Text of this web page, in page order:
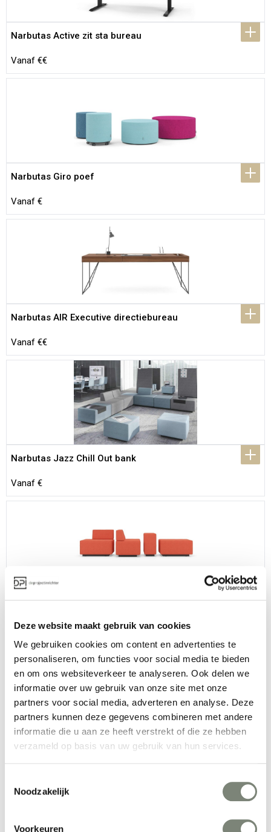
Deze website maakt gebruik van cookies
We gebruiken cookies om content en advertenties te
personaliseren, om functies voor social media te bieden
en om ons websiteverkeer te analyseren. Ook delen we
informatie over uw gebruik van onze site met onze
partners voor social media, adverteren en analyse. Deze
partners kunnen deze gegevens combineren met andere
informatie die u aan ze heeft verstrekt of die ze hebben
verzameld op basis van uw gebruik van hun services.
Noodzakelijk
Voorkeuren
Narbutas Active zit sta bureau
Vanaf €€
Narbutas Giro poef
Vanaf €
Narbutas AIR Executive directiebureau
Vanaf €€
Narbutas Jazz Chill Out bank
Vanaf €
Narbutas Jazz Chill Out poef
Vanaf €